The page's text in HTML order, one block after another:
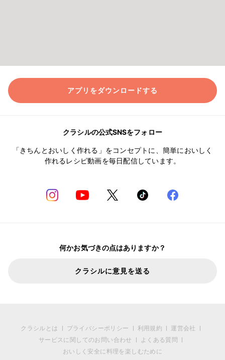
アプリをダウンロードする
クラシルの公式SNSをフォロー
「きちんとおいしく作れる」をコンセプトに、簡単においしく
作れるレシピ動画を毎日配信しています。
何かお気づきの点はありますか？
クラシルに意見を送る
クラシルとは プライバシーポリシー 利用規約
運営会社
サービスに関してのお問い合わせ
よくある質問
おいしく安全に料理を楽しむために